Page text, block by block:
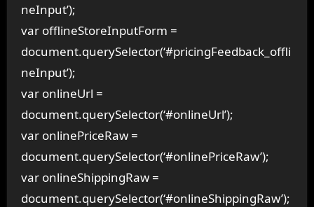
neInput’);
var offlineStoreInputForm =
document.querySelector(‘#pricingFeedback_offli
neInput’);
var onlineUrl =
document.querySelector(‘#onlineUrl’);
var onlinePriceRaw =
document.querySelector(‘#onlinePriceRaw’);
var onlineShippingRaw =
document.querySelector(‘#onlineShippingRaw’);